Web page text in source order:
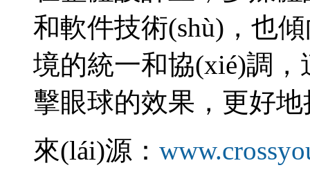
和軟件技術(shù)，
境的統一和協(xié)調
擊眼球的效果，更
來(lái)源：